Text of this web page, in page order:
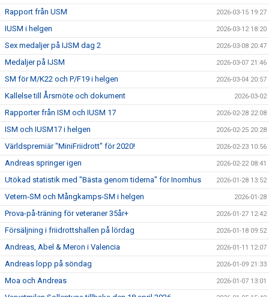
Rapport från USM 2026-03-15 19:27
IUSM i helgen 2026-03-12 18:20
Sex medaljer på IJSM dag 2 2026-03-08 20:47
Medaljer på IJSM 2026-03-07 21:46
SM för M/K22 och P/F19 i helgen 2026-03-04 20:57
Kallelse till Årsmöte och dokument 2026-03-02
Rapporter från ISM och IUSM 17 2026-02-28 22:08
ISM och IUSM17 i helgen 2026-02-25 20:28
Världspremiär "MiniFriidrott" för 2020! 2026-02-23 10:56
Andreas springer igen 2026-02-22 08:41
Utökad statistik med "Bästa genom tiderna" för Inomhus 2026-01-28 13:52
Vetern-SM och Mångkamps-SM i helgen 2026-01-28
Prova-på-träning för veteraner 35år+ 2026-01-27 12:42
Försäljning i friidrottshallen på lördag 2026-01-18 09:52
Andreas, Abel & Meron i Valencia 2026-01-11 12:07
Andreas lopp på söndag 2026-01-09 21:33
Moa och Andreas 2026-01-07 13:01